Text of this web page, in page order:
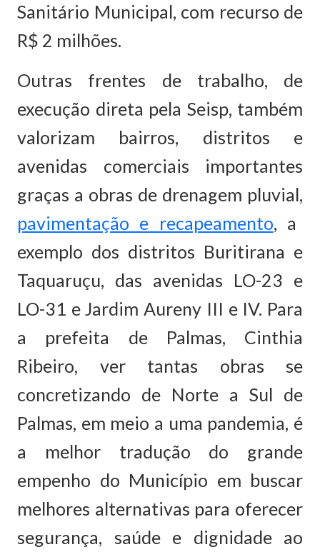
Sanitário Municipal, com recurso de
R$ 2 milhões.
Outras frentes de trabalho, de
execução direta pela Seisp, também
valorizam bairros, distritos e
avenidas comerciais importantes
graças a obras de drenagem pluvial,
pavimentação e recapeamento, a
exemplo dos distritos Buritirana e
Taquaruçu, das avenidas LO-23 e
LO-31 e Jardim Aureny III e IV. Para
a prefeita de Palmas, Cinthia
Ribeiro, ver tantas obras se
concretizando de Norte a Sul de
Palmas, em meio a uma pandemia, é
a melhor tradução do grande
empenho do Município em buscar
melhores alternativas para oferecer
segurança, saúde e dignidade ao